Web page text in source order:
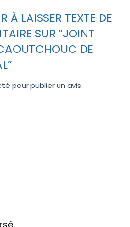
À LAISSER TEXTE DE
SUR “JOINT
DE
pour publier un avis.